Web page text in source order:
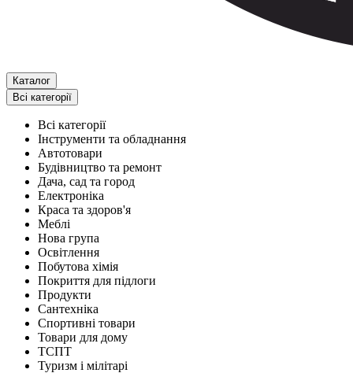
Каталог
Всі категорії
Всі категорії
Інструменти та обладнання
Автотовари
Будівництво та ремонт
Дача, сад та город
Електроніка
Краса та здоров'я
Меблі
Нова група
Освітлення
Побутова хімія
Покриття для підлоги
Продукти
Сантехніка
Спортивні товари
Товари для дому
ТСПТ
Туризм і мілітарі